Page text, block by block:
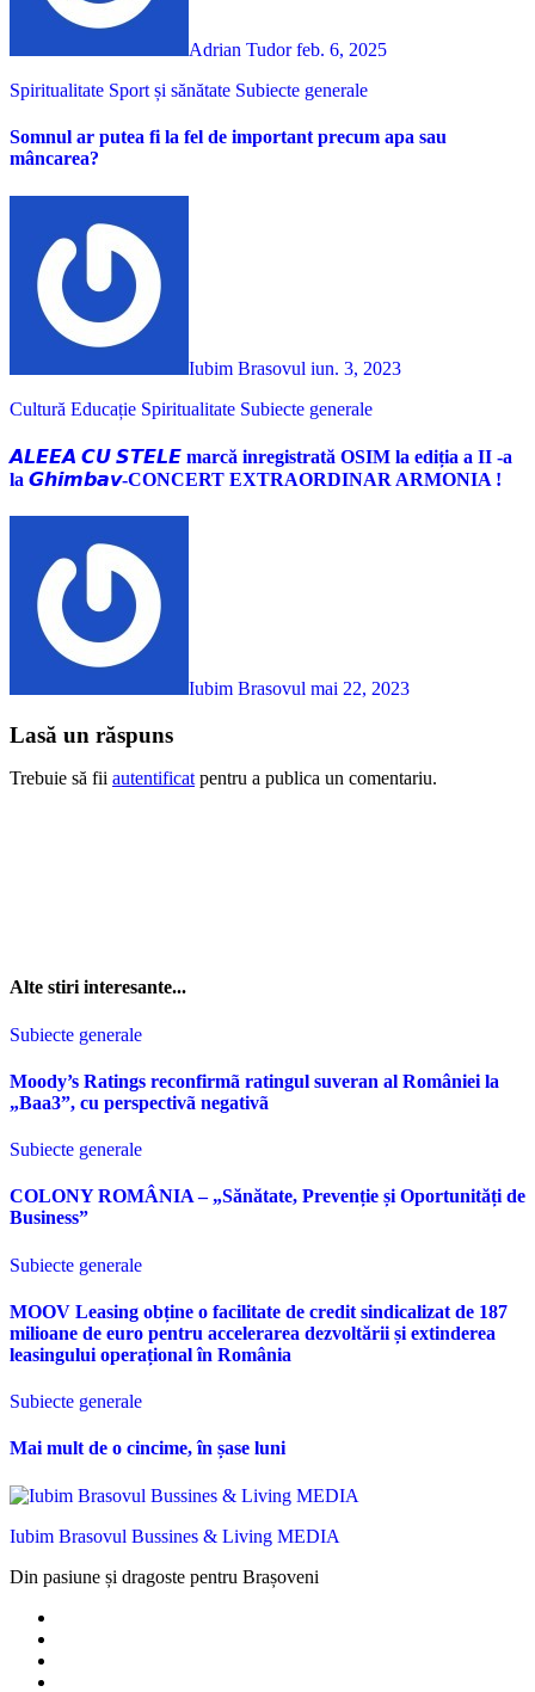
Adrian Tudorfeb. 6, 2025
Spiritualitate Sport și sănătate Subiecte generale
Somnul ar putea fi la fel de important precum apa sau
mâncarea?
Iubim Brasovul iun. 3, 2023
Cultură Educație Spiritualitate Subiecte generale
𝘼𝙇𝙀𝙀𝘼 𝘾𝙐 𝙎𝙏𝙀𝙇𝙀 marcă inregistrată OSIM la ediția a II -a
la 𝙂𝙝𝙞𝙢𝙗𝙖𝙫-CONCERT EXTRAORDINAR ARMONIA !
Iubim Brasovul mai 22, 2023
Lasă un răspuns
Trebuie să fii autentificat pentru a publica un comentariu.
Alte stiri interesante...
Subiecte generale
Moody’s Ratings reconfirmã ratingul suveran al României la
„Baa3”, cu perspectivã negativã
Subiecte generale
COLONY ROMÂNIA – „Sănătate, Prevenție și Oportunități de
Business”
Subiecte generale
MOOV Leasing obține o facilitate de credit sindicalizat de 187
milioane de euro pentru accelerarea dezvoltării și extinderea
leasingului operațional în România
Subiecte generale
Mai mult de o cincime, în șase luni
Iubim Brasovul Bussines & Living MEDIA
Din pasiune și dragoste pentru Brașoveni